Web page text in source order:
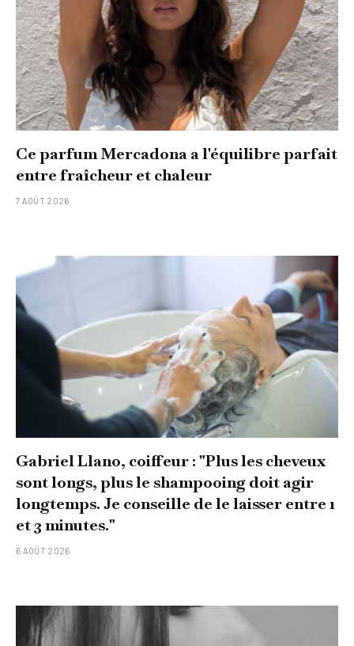
Ce parfum Mercadona a l'équilibre parfait
entre fraîcheur et chaleur
7 AOÛT 2026
Gabriel Llano, coiffeur : "Plus les cheveux
sont longs, plus le shampooing doit agir
longtemps. Je conseille de le laisser entre 1
et 3 minutes."
6 AOÛT 2026